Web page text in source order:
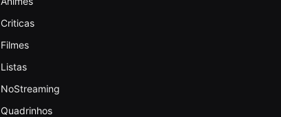
Criticas
Filmes
Listas
NoStreaming
Quadrinhos